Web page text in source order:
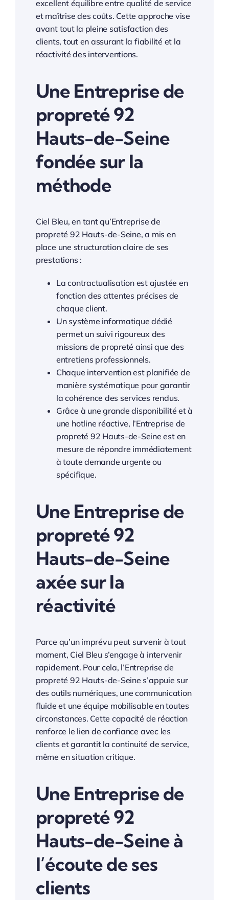
Entreprise de propreté 92 Hauts-de-Seine
Entreprise de propreté 93 Seine-Saint-Denis
Entreprise de propreté 94 Val de Marne
Entreprise de propreté 95 Val d’Oise
Entreprise de propreté Toulon
Entreprise de propreté 83 Var
Entreprise de propreté Montpellier
Entreprise de propreté 34 Hérault
excellent équilibre entre qualité de service
et maîtrise des coûts. Cette approche vise
avant tout la pleine satisfaction des
clients, tout en assurant la fiabilité et la
réactivité des interventions.
Une Entreprise de
propreté 92
Hauts-de-Seine
fondée sur la
méthode
Ciel Bleu, en tant qu’Entreprise de
propreté 92 Hauts-de-Seine, a mis en
place une structuration claire de ses
prestations :
La contractualisation est ajustée en
fonction des attentes précises de
chaque client.
Un système informatique dédié
permet un suivi rigoureux des
missions de propreté ainsi que des
entretiens professionnels.
Chaque intervention est planifiée de
manière systématique pour garantir
la cohérence des services rendus.
Grâce à une grande disponibilité et à
une hotline réactive, l’Entreprise de
propreté 92 Hauts-de-Seine est en
mesure de répondre immédiatement
à toute demande urgente ou
spécifique.
Une Entreprise de
propreté 92
Hauts-de-Seine
axée sur la
réactivité
Parce qu’un imprévu peut survenir à tout
moment, Ciel Bleu s’engage à intervenir
rapidement. Pour cela, l’Entreprise de
propreté 92 Hauts-de-Seine s’appuie sur
des outils numériques, une communication
fluide et une équipe mobilisable en toutes
circonstances. Cette capacité de réaction
renforce le lien de confiance avec les
clients et garantit la continuité de service,
même en situation critique.
Une Entreprise de
propreté 92
Hauts-de-Seine à
l’écoute de ses
clients